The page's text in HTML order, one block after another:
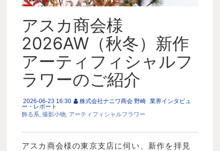
アスカ商会様
2026AW（秋冬）新作
アーティフィシャルフ
ラワーのご紹介
2026-06-23 16:30 株式会社ナニワ商会 野崎 業界インタビュ
ー・レポート
飾る系 撮影小物 アーティフィシャルフラワー
アスカ商会様の東京支店に伺い、新作を拝見